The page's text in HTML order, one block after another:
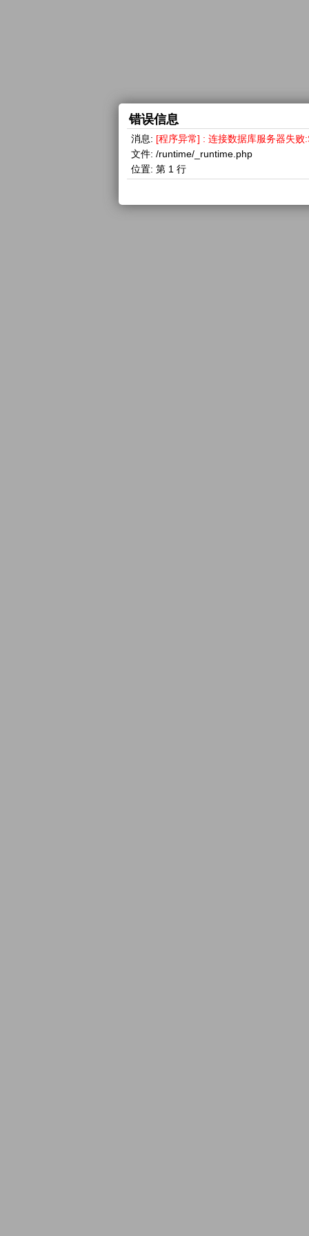
错误信息
消息: [程序异常] : 连接数据库服务器失
文件: /runtime/_runtime.php
位置: 第 1 行